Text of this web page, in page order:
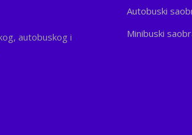
autobuskog i
Autobuski
Minibuski